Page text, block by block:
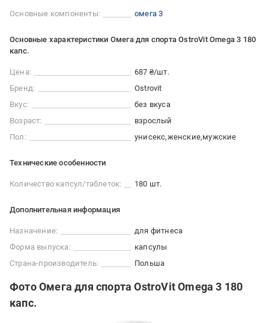
Основные компоненты: омега 3
Основные характеристики Омега для спорта OstroVit Omega 3 180
капс.
Цена:
687 ₴/шт.
Бренд:
Ostrovit
Вкус:
без вкуса
Возраст:
взрослый
Пол:
унисекс женские мужские
Технические особенности
Количество капсул/таблеток: 180 шт.
Дополнительная информация
Назначение:
для фитнеса
Форма выпуска:
капсулы
Страна-производитель:
Польша
Фото Омега для спорта OstroVit Omega 3 180
капс.